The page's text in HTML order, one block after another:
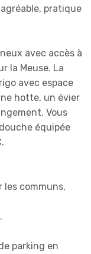
pratique
avec accès à
la Meuse. La
avec espace
hotte, un évier
Vous
équipée
les communs,
parking en